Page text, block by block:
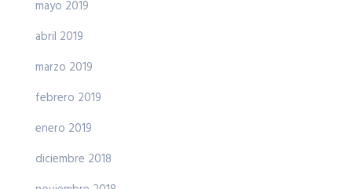
mayo 2019
abril 2019
marzo 2019
febrero 2019
enero 2019
diciembre 2018